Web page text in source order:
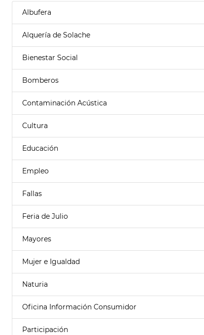
Albufera
Alquería de Solache
Bienestar Social
Bomberos
Contaminación Acústica
Cultura
Educación
Empleo
Fallas
Feria de Julio
Mayores
Mujer e Igualdad
Naturia
Oficina Información Consumidor
Participación